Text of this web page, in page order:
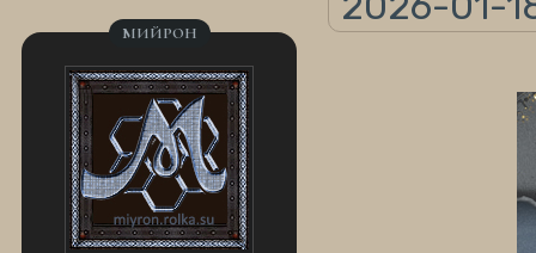
МИЙРОН